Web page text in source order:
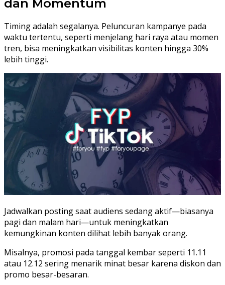
dan Momentum
Timing adalah segalanya. Peluncuran kampanye pada
waktu tertentu, seperti menjelang hari raya atau momen
tren, bisa meningkatkan visibilitas konten hingga 30%
lebih tinggi.
Jadwalkan posting saat audiens sedang aktif—biasanya
pagi dan malam hari—untuk meningkatkan
kemungkinan konten dilihat lebih banyak orang.
Misalnya, promosi pada tanggal kembar seperti 11.11
atau 12.12 sering menarik minat besar karena diskon dan
promo besar-besaran.